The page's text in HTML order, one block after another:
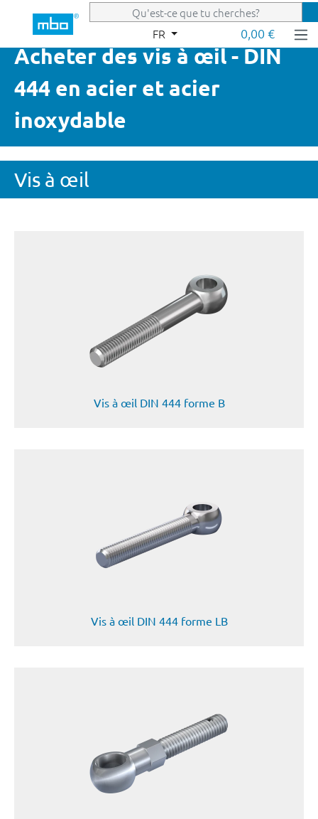
Passer au contenu principal
FR 0,00 €
Acheter des vis à œil - DIN
444 en acier et acier
inoxydable
Vis à œil
Vis à œil DIN 444 forme B
Vis à œil DIN 444 forme LB